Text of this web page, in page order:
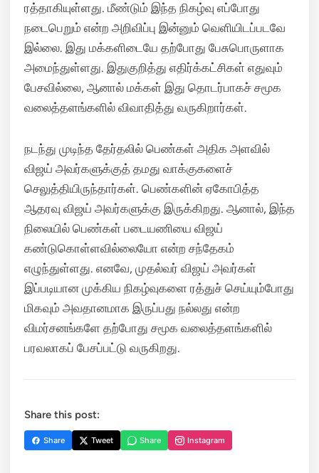
ரத்தாகியுள்ளது. மீண்டும் இந்த நிகழ்வு எப்போது
நடைபெறும் என்ற அறிவிப்பு இன்னும் வெளியிடப்படவே
இல்லை. இது மக்களிடையே தற்போது பேசுபொருளாக
அமைந்துள்ளது. இதுகுறித்து எதிர்க்கட்சிகள் எதுவும்
பேசவில்லை, ஆனால் மக்கள் இது தொடர்பாகச் சமூக
வலைத்தளங்களில் விவாதித்து வருகிறார்கள்.
நடந்து முடிந்த தேர்தலில் பெண்கள் அதிக அளவில்
விஜய் அவர்களுக்குத் தமது வாக்குகளைச்
செலுத்தியிருந்தார்கள். பெண்களின் ஏகோபித்த
ஆதரவு விஜய் அவர்களுக்கு இருக்கிறது. ஆனால், இந்த
நிலையில் பெண்கள் படையணியை விஜய்
கண்டுகொள்ளவில்லையோ என்ற சந்தேகம்
எழுந்துள்ளது. எனவே, முதல்வர் விஜய் அவர்கள்
இப்படியான முக்கிய நிகழ்வுகளை ரத்துச் செய்யும்போது
மிகவும் அவதானமாக இருப்பது நல்லது என்ற
விமர்சனங்களே தற்போது சமூக வலைத்தளங்களில்
பரவலாகப் பேசப்பட்டு வருகிறது.
Share this post:
Share Tweet Share Instagram